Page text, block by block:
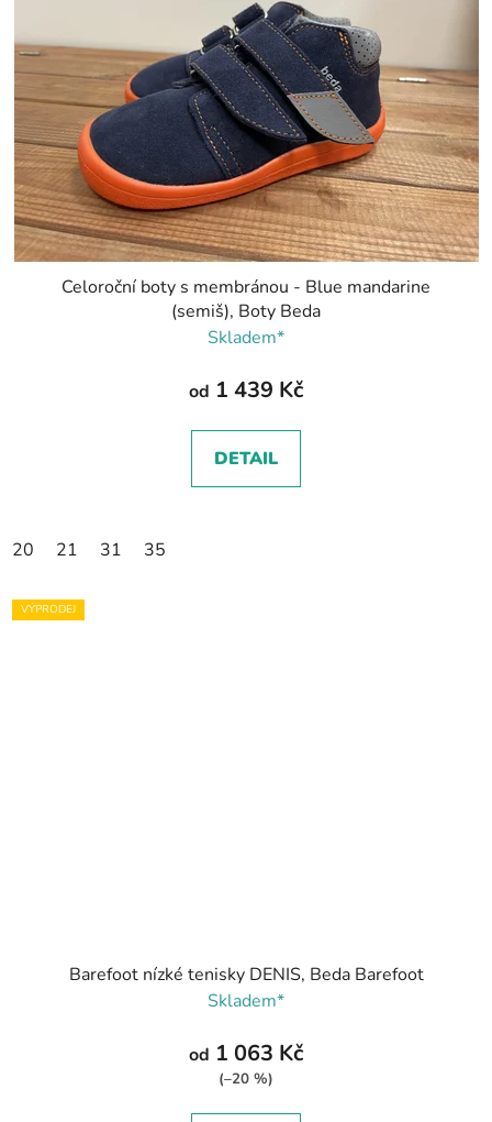
Celoroční boty s membránou - Blue mandarine
(semiš), Boty Beda
Skladem*
od 1 439 Kč
DETAIL
20 21 31 35
VÝPRODEJ
Barefoot nízké tenisky DENIS, Beda Barefoot
Skladem*
od 1 063 Kč
(–20 %)